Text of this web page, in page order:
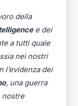
della
e dei
a tutti quale
nei nostri
l’evidenza dei
, una guerra
nostre